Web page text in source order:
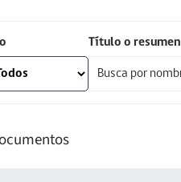
Título o resumen